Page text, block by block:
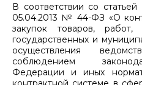
В соответствии со
05.04.2013 № 44-ФЗ «О
закупок товаров,
государственных и
осуществления
соблюдением
Федерации и иных